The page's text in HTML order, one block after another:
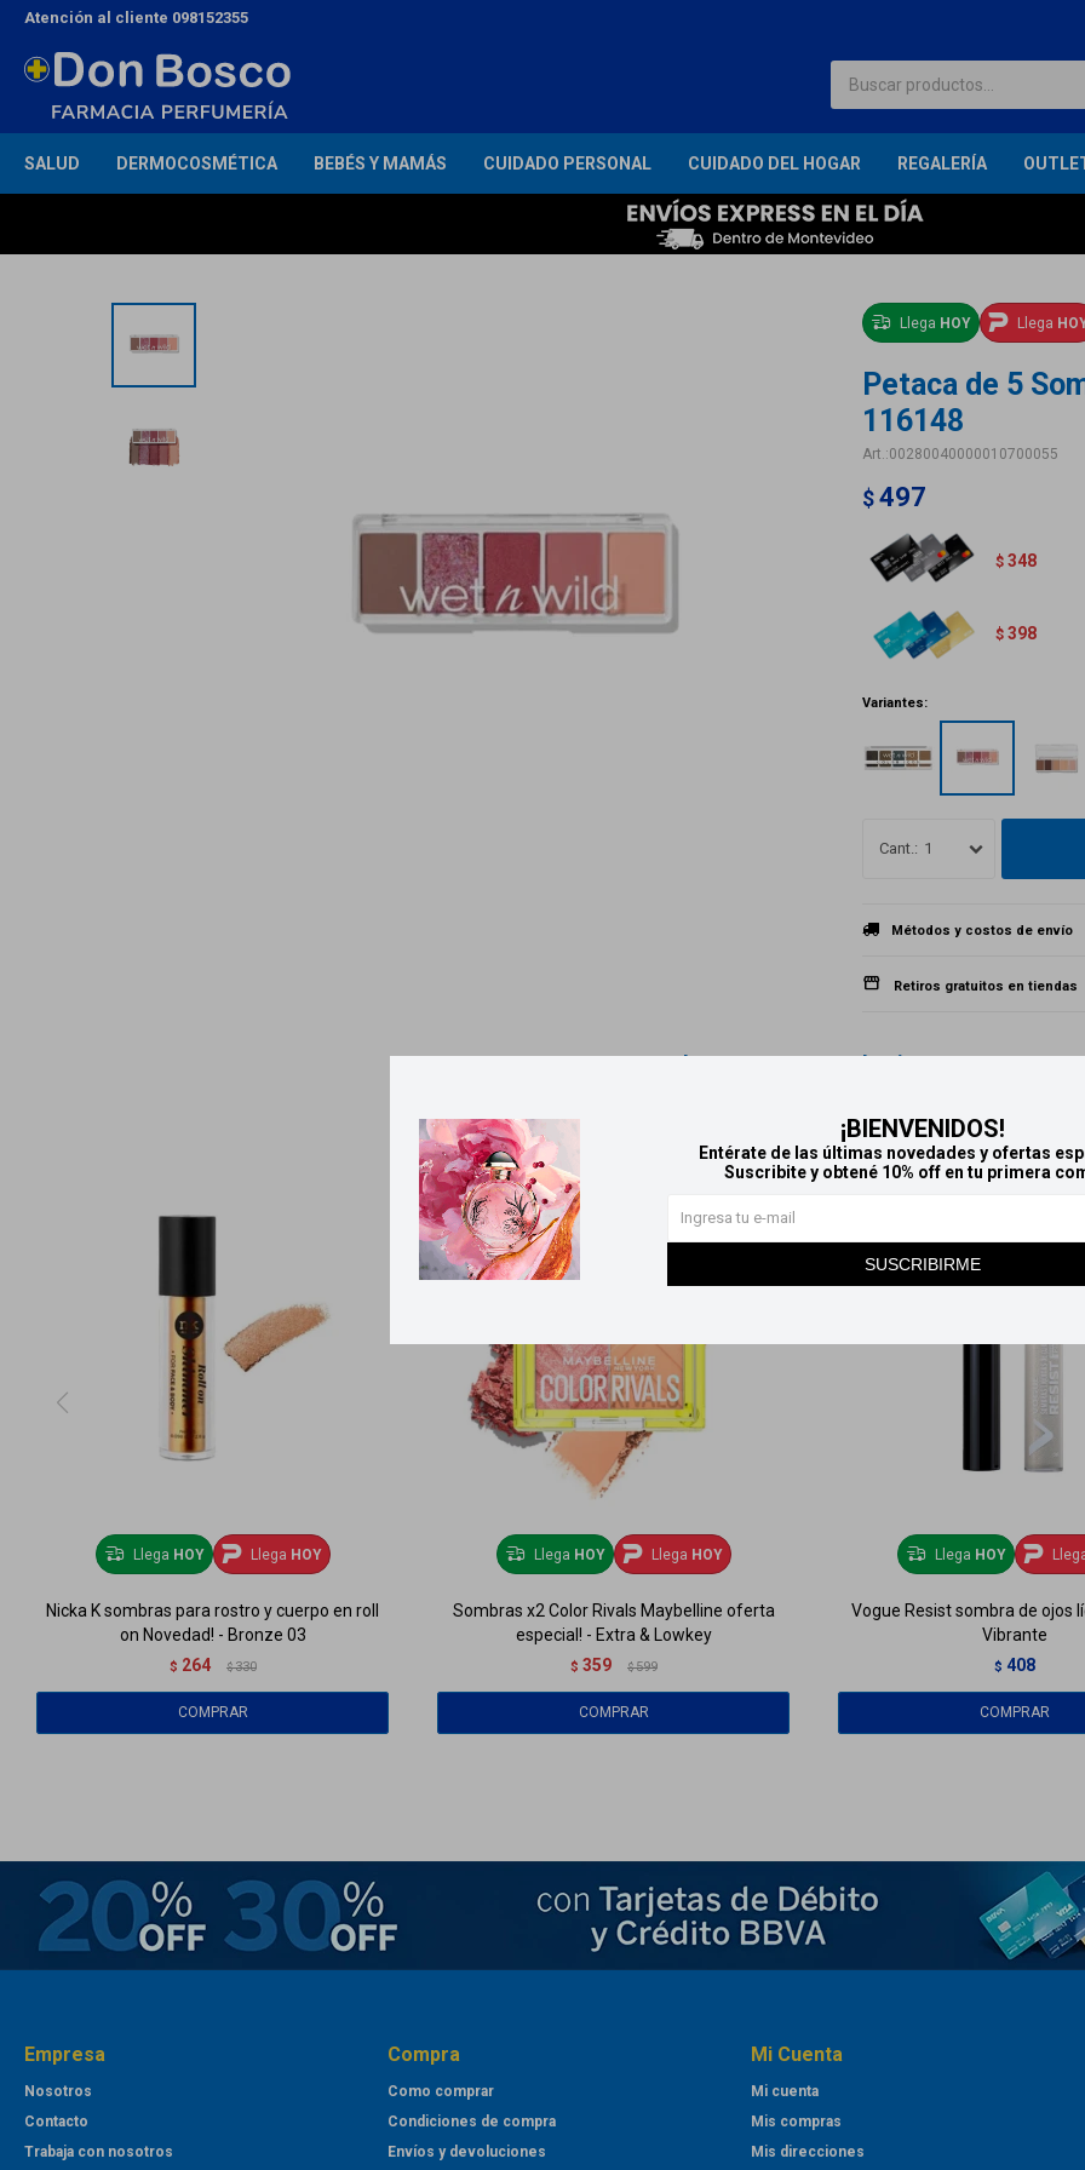
¡BIENVENIDOS!
Entérate de las últimas novedades y ofertas
Suscribite y obtené 10% off en tu primera
SUSCRIBIRME
SALUD DERMOCOSMÉTICA BEBÉS Y MAMÁS CUIDADO PERSONAL CUIDADO DEL HOGAR REGALERÍA
Atención al cliente 098152355
Llega HOY Llega
Petaca de 5
116148
00280040000010700055
$ 497
$ 348
$ 398
Variantes:
1
Métodos y costos de envío
Retiros gratuitos en tiendas
Productos que te pueden interesar
Llega HOY Llega HOY
Nicka K sombras para rostro y cuerpo en roll
on Novedad! - Bronze 03
$ 264 $ 330
Llega HOY Llega HOY
Sombras x2 Color Rivals Maybelline oferta
especial! - Extra & Lowkey
$ 359 $ 599
Llega HOY
Vogue Resist sombra de ojos
Vibrante
$ 408
Empresa
Nosotros
Contacto
Trabaja con nosotros
Compra
Como comprar
Condiciones de compra
Envíos y devoluciones
Mi Cuenta
Mi cuenta
Mis compras
Mis direcciones